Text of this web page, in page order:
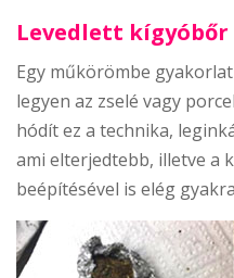
Levedlett
Egy műkörömbe
legyen az zselé vagy
hódít ez a technika,
ami elterjedtebb, illetve a
beépítésével is elég